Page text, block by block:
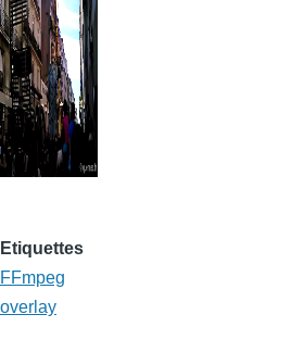
Etiquettes
FFmpeg
overlay